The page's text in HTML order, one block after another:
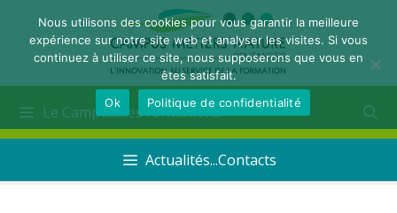
Le Campus...les formations
Actualités...Contacts
Nous utilisons des cookies pour vous garantir la meilleure
expérience sur notre site web et analyser les visites. Si vous
continuez à utiliser ce site, nous supposerons que vous en
êtes satisfait.
Ok
Politique de confidentialité